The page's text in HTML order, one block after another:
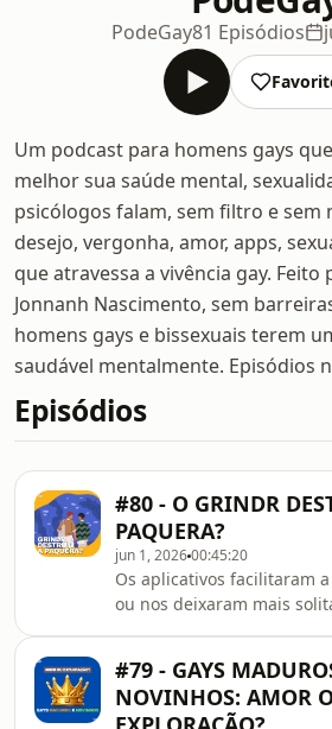
PodeGay81 Episódios
Um podcast para homens gays
melhor sua saúde mental,
psicólogos falam, sem filtro e sem
desejo, vergonha, amor, apps,
que atravessa a vivência gay. Feito
Jonnanh Nascimento, sem
homens gays e bissexuais terem
saudável mentalmente. Episódios
Episódios
#80 - O GRINDR
PAQUERA?
jun 1, 202600:45:20
Os aplicativos facilitaram
ou nos deixaram mais
profunda sobre a maior
comunidade gay moderna:
#79 - GAYS
NOVINHOS: AMOR